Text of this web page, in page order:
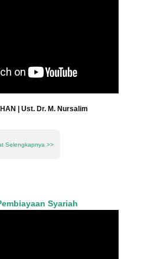
Selengkapnya >>
| Ust. Dr. M. Nursalim
Syariah